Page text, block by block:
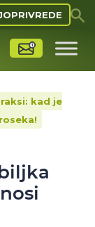
kad je